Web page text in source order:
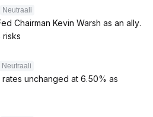
Neutraali
Chairman Kevin Warsh as an ally.
risks
Neutraali
unchanged at 6.50% as